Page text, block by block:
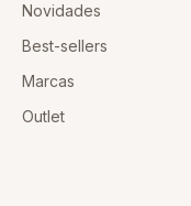
Novidades
Best-sellers
Marcas
Outlet